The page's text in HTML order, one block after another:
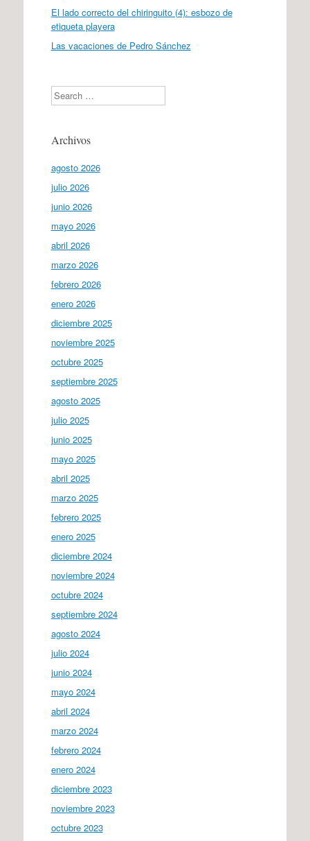
El lado correcto del chiringuito (4): esbozo de
etiqueta playera
Las vacaciones de Pedro Sánchez
Search
Archivos
agosto 2026
julio 2026
junio 2026
mayo 2026
abril 2026
marzo 2026
febrero 2026
enero 2026
diciembre 2025
noviembre 2025
octubre 2025
septiembre 2025
agosto 2025
julio 2025
junio 2025
mayo 2025
abril 2025
marzo 2025
febrero 2025
enero 2025
diciembre 2024
noviembre 2024
octubre 2024
septiembre 2024
agosto 2024
julio 2024
junio 2024
mayo 2024
abril 2024
marzo 2024
febrero 2024
enero 2024
diciembre 2023
noviembre 2023
octubre 2023